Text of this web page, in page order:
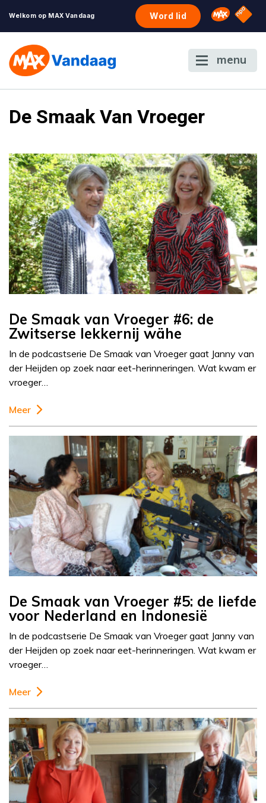
Welkom op MAX Vandaag Word lid Omroep
NPO
menu
De Smaak Van Vroeger
De Smaak van Vroeger #6: de
Zwitserse lekkernij wähe
In de podcastserie De Smaak van Vroeger gaat Janny van
der Heijden op zoek naar eet-herinneringen. Wat kwam er
vroeger…
Meer
De Smaak van Vroeger #5: de liefde
voor Nederland en Indonesië
In de podcastserie De Smaak van Vroeger gaat Janny van
der Heijden op zoek naar eet-herinneringen. Wat kwam er
vroeger…
Meer